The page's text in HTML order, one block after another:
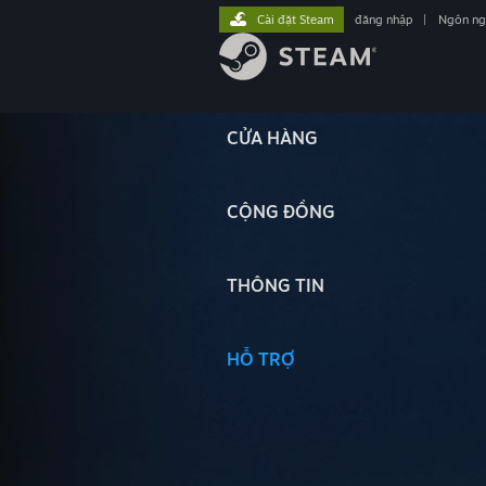
CỬA HÀNG
CỘNG ĐỒNG
THÔNG TIN
HỖ TRỢ
Cài đặt Steam đăng nhập Ngôn